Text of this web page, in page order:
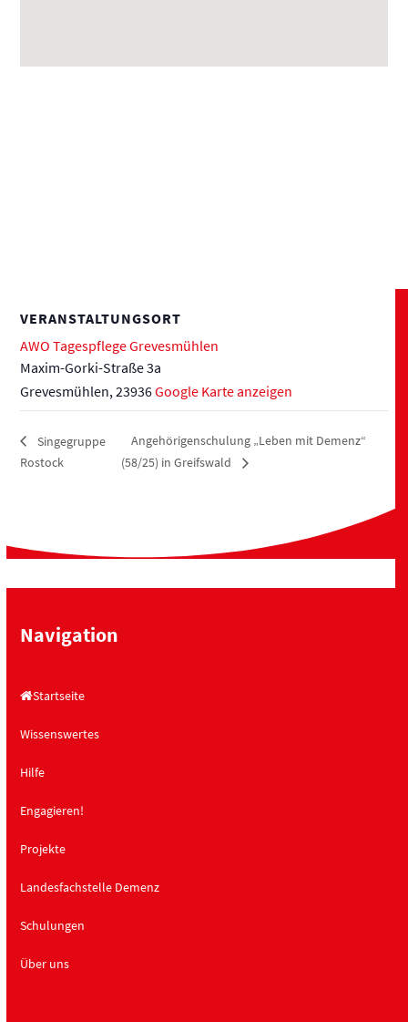
VERANSTALTUNGSORT
AWO Tagespflege Grevesmühlen
Maxim-Gorki-Straße 3a
Grevesmühlen, 23936Google Karte anzeigen
Singegruppe
Rostock
Angehörigenschulung „Leben mit Demenz“
(58/25) in Greifswald
Navigation
Startseite
Wissenswertes
Hilfe
Engagieren!
Projekte
Landesfachstelle Demenz
Schulungen
Über uns